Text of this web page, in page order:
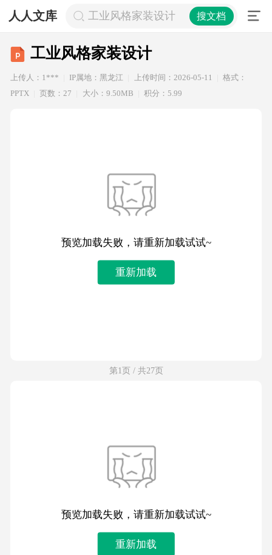
人人文库 工业风格家装设计 搜文档
工业风格家装设计
上传人：1*** IP属地：黑龙江 上传时间：2026-05-11
格式：
PPTX
页数：27 大小：9.50MB 积分：5.99
预览加载失败，请重新加载试试~
重新加载
第1页 / 共27页
预览加载失败，请重新加载试试~
重新加载